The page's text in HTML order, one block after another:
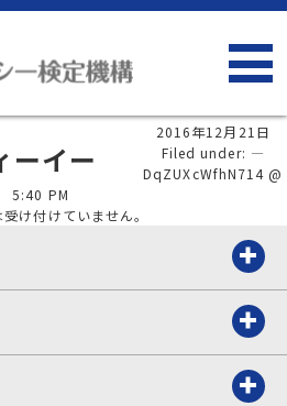
ーイー
2016年12月21日
Filed under: —
DqZUXcWfhN714 @
5:40 PM
け付けていません。